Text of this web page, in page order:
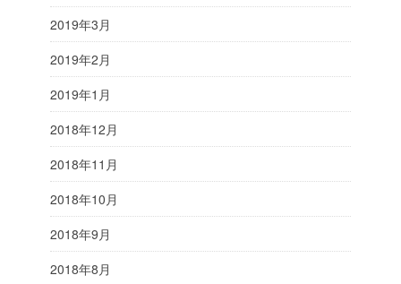
2019年3月
2019年2月
2019年1月
2018年12月
2018年11月
2018年10月
2018年9月
2018年8月